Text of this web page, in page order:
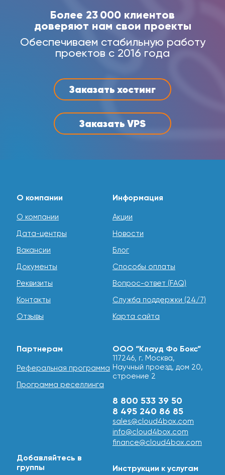
Заказать хостинг
Заказать VPS
Более 23 000 клиентов
доверяют нам свои проекты
Обеспечиваем стабильную работу
проектов с 2016 года
О компании
О компании
Дата-центры
Вакансии
Документы
Реквизиты
Контакты
Отзывы
Информация
Акции
Новости
Блог
Способы оплаты
Вопрос-ответ (FAQ)
Служба поддержки (24/7)
Карта сайта
Партнерам
Реферальная программа
Программа реселлинга
Добавляйтесь в
группы
ООО “Клауд Фо Бокс”
117246, г. Москва,
Научный проезд, дом 20,
строение 2
8 800 533 39 50
8 495 240 86 85
sales@cloud4box.com
info@cloud4box.com
finance@cloud4box.com
Инструкции к услугам